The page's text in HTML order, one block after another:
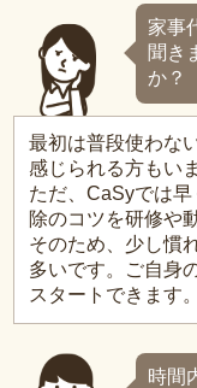
家事
聞き
か？
最初は普段使わな
感じられる方もい
ただ、CaSyでは
除のコツを研修や
そのため、少し慣
多いです。ご自身
スタートできます。
時間